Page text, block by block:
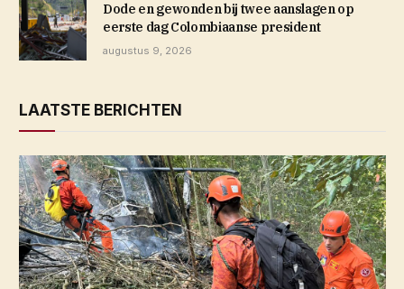
Dode en gewonden bij twee aanslagen op
eerste dag Colombiaanse president
augustus 9, 2026
LAATSTE BERICHTEN